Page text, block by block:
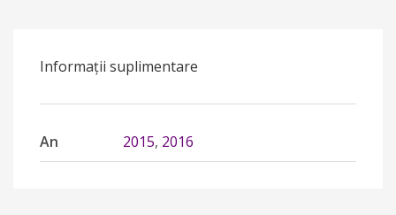
Informații suplimentare
An 2015, 2016